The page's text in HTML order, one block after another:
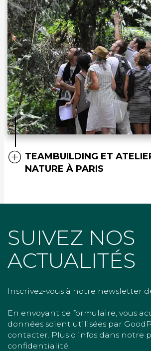
TEAMBUILDING ET
NATURE À PARIS
SUIVEZ NOS
ACTUALITÉS
Inscrivez-vous à notre newsletter
En envoyant ce formulaire, vous
données soient utilisées par
contacter. Plus d'infos dans notre
confidentialité.